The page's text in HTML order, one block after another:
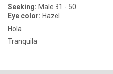
Seeking: Male 31 - 50
Eye color: Hazel
Hola
Tranquila